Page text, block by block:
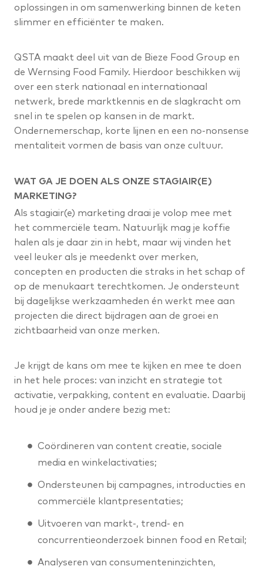
oplossingen in om samenwerking binnen de keten
slimmer en efficiënter te maken.
QSTA maakt deel uit van de Bieze Food Group en
de Wernsing Food Family. Hierdoor beschikken wij
over een sterk nationaal en internationaal
netwerk, brede marktkennis en de slagkracht om
snel in te spelen op kansen in de markt.
Ondernemerschap, korte lijnen en een no-nonsense
mentaliteit vormen de basis van onze cultuur.
WAT GA JE DOEN ALS ONZE STAGIAIR(E)
MARKETING?
Als stagiair(e) marketing draai je volop mee met
het commerciële team. Natuurlijk mag je koffie
halen als je daar zin in hebt, maar wij vinden het
veel leuker als je meedenkt over merken,
concepten en producten die straks in het schap of
op de menukaart terechtkomen. Je ondersteunt
bij dagelijkse werkzaamheden én werkt mee aan
projecten die direct bijdragen aan de groei en
zichtbaarheid van onze merken.
Je krijgt de kans om mee te kijken en mee te doen
in het hele proces: van inzicht en strategie tot
activatie, verpakking, content en evaluatie. Daarbij
houd je je onder andere bezig met:
Coördineren van content creatie, sociale
media en winkelactivaties;
Ondersteunen bij campagnes, introducties en
commerciële klantpresentaties;
Uitvoeren van markt-, trend- en
concurrentieonderzoek binnen food en Retail;
Analyseren van consumenteninzichten,